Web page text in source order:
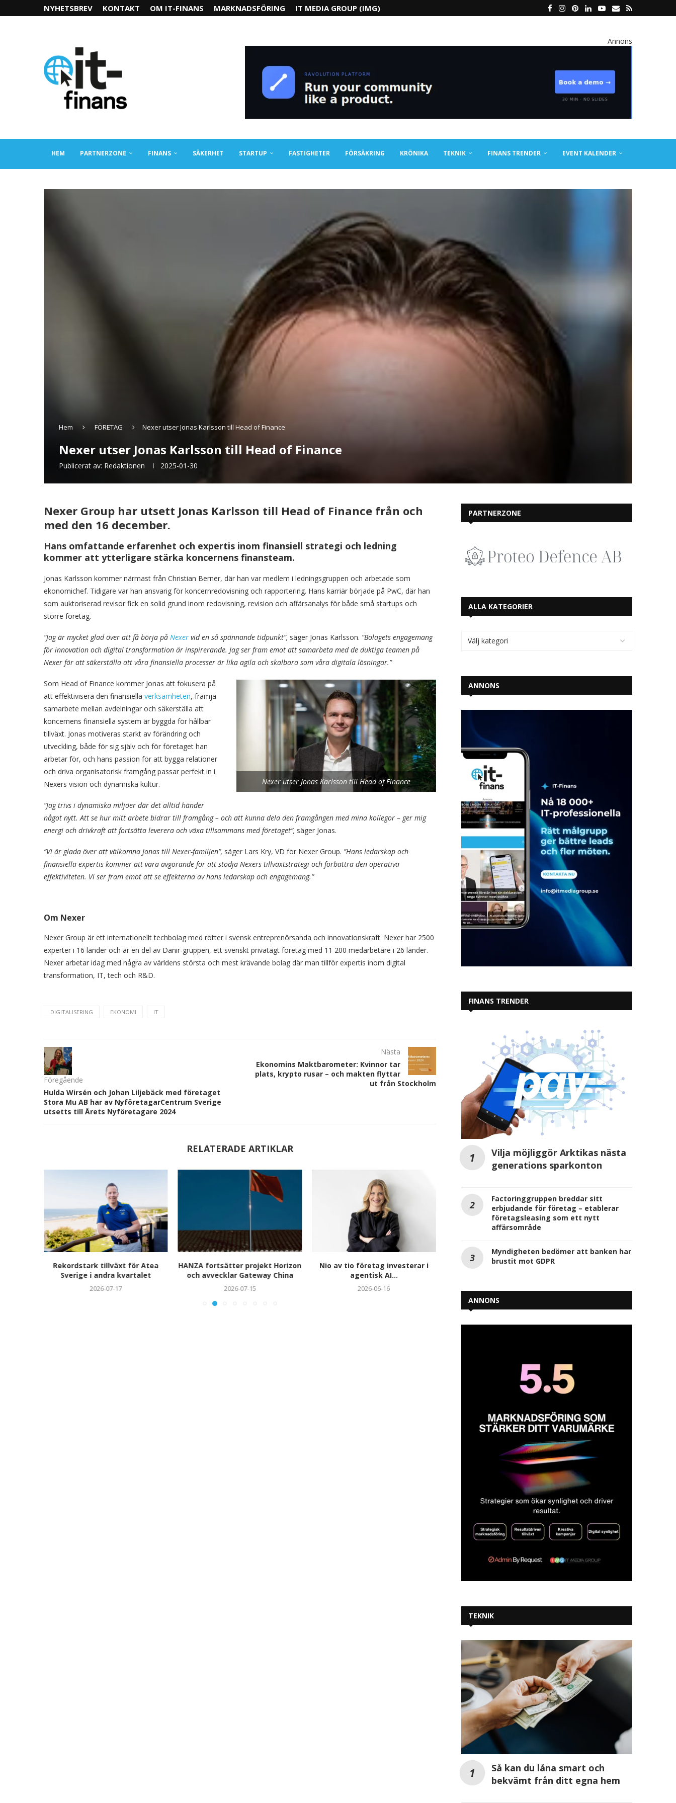
NYHETSBREV KONTAKT OM IT-FINANS MARKNADSFÖRING IT MEDIA GROUP (IMG)
Annons
HEM PARTNERZONE FINANS SÄKERHET STARTUP FASTIGHETER FÖRSÄKRING KRÖNIKA TEKNIK FINANS TRENDER EVENT KALENDER
Hem FÖRETAG Nexer utser Jonas Karlsson till Head of Finance
Nexer utser Jonas Karlsson till Head of Finance
Publicerat av: Redaktionen 2025-01-30
Nexer Group har utsett Jonas Karlsson till Head of Finance från och
med den 16 december.
Hans omfattande erfarenhet och expertis inom finansiell strategi och ledning
kommer att ytterligare stärka koncernens finansteam.
Jonas Karlsson kommer närmast från Christian Berner, där han var medlem i ledningsgruppen och arbetade som
ekonomichef. Tidigare var han ansvarig för koncernredovisning och rapportering. Hans karriär började på PwC, där han
som auktoriserad revisor fick en solid grund inom redovisning, revision och affärsanalys för både små startups och
större företag.
”Jag är mycket glad över att få börja på Nexer vid en så spännande tidpunkt”, säger Jonas Karlsson. ”Bolagets engagemang
för innovation och digital transformation är inspirerande. Jag ser fram emot att samarbeta med de duktiga teamen på
Nexer för att säkerställa att våra finansiella processer är lika agila och skalbara som våra digitala lösningar.”
Nexer utser Jonas Karlsson till Head of Finance
Som Head of Finance kommer Jonas att fokusera på
att effektivisera den finansiella verksamheten, främja
samarbete mellan avdelningar och säkerställa att
koncernens finansiella system är byggda för hållbar
tillväxt. Jonas motiveras starkt av förändring och
utveckling, både för sig själv och för företaget han
arbetar för, och hans passion för att bygga relationer
och driva organisatorisk framgång passar perfekt in i
Nexers vision och dynamiska kultur.
”Jag trivs i dynamiska miljöer där det alltid händer
något nytt. Att se hur mitt arbete bidrar till framgång – och att kunna dela den framgången med mina kollegor – ger mig
energi och drivkraft att fortsätta leverera och växa tillsammans med företaget”, säger Jonas.
”Vi är glada över att välkomna Jonas till Nexer-familjen”, säger Lars Kry, VD för Nexer Group. ”Hans ledarskap och
finansiella expertis kommer att vara avgörande för att stödja Nexers tillväxtstrategi och förbättra den operativa
effektiviteten. Vi ser fram emot att se effekterna av hans ledarskap och engagemang.”
Om Nexer
Nexer Group är ett internationellt techbolag med rötter i svensk entreprenörsanda och innovationskraft. Nexer har 2500
experter i 16 länder och är en del av Danir-gruppen, ett svenskt privatägt företag med 11 200 medarbetare i 26 länder.
Nexer arbetar idag med några av världens största och mest krävande bolag där man tillför expertis inom digital
transformation, IT, tech och R&D.
DIGITALISERING EKONOMI IT
Föregående
Hulda Wirsén och Johan Liljebäck med företaget
Stora Mu AB har av NyföretagarCentrum Sverige
utsetts till Årets Nyföretagare 2024
Nästa
Ekonomins Maktbarometer: Kvinnor tar
plats, krypto rusar – och makten flyttar
ut från Stockholm
RELATERADE ARTIKLAR
Rekordstark tillväxt för Atea
Sverige i andra kvartalet
2026-07-17
HANZA fortsätter projekt Horizon
och avvecklar Gateway China
2026-07-15
Nio av tio företag investerar i
agentisk AI...
2026-06-16
Svenska företag oroliga för
PARTNERZONE
ALLA KATEGORIER
ANNONS
FINANS TRENDER
Vilja möjliggör Arktikas nästa
generations sparkonton
Factoringgruppen breddar sitt
erbjudande för företag – etablerar
företagsleasing som ett nytt
affärsområde
Myndigheten bedömer att banken har
brustit mot GDPR
ANNONS
TEKNIK
Så kan du låna smart och
bekvämt från ditt egna hem